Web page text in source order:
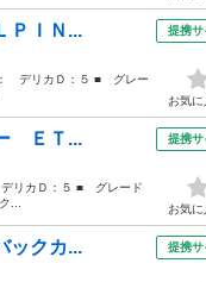
ＩＮ...
デリカＤ：５ ■ グレー
提携サ
お気に
ＥＴ...
リカＤ：５ ■ グレード
...
提携サ
お気に
クカ... 提携サ